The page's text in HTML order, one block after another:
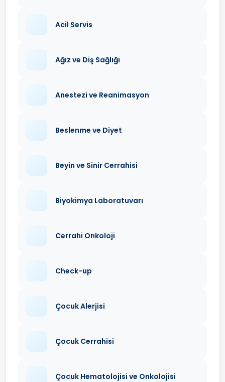
Acil Servis
Ağız ve Diş Sağlığı
Anestezi ve Reanimasyon
Beslenme ve Diyet
Beyin ve Sinir Cerrahisi
Biyokimya Laboratuvarı
Cerrahi Onkoloji
Check-up
Çocuk Alerjisi
Çocuk Cerrahisi
Çocuk Hematolojisi ve Onkolojisi